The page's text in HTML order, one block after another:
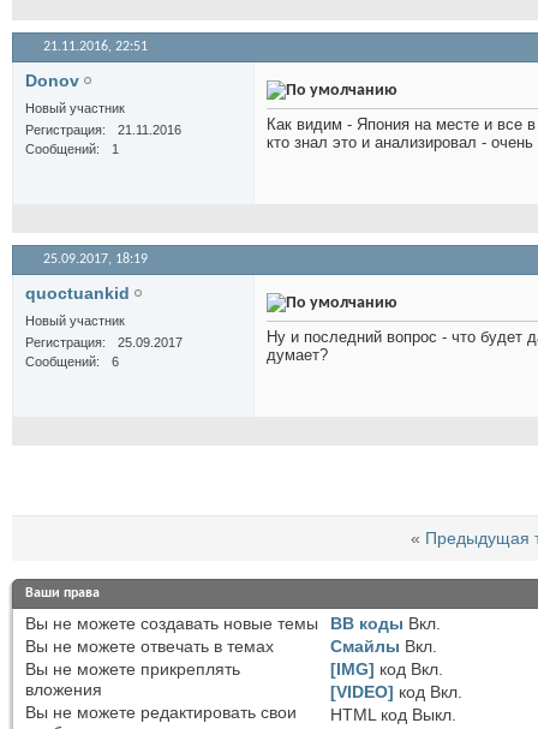
21.11.2016, 22:51
Donov
Новый участник
Регистрация
21.11.2016
Сообщений
1
Как видим - Япония на месте и все
кто знал это и анализировал -
25.09.2017, 18:19
quoctuankid
Новый участник
Регистрация
25.09.2017
Сообщений
6
Ну и последний вопрос - что будет
думает?
« Предыдущая
Ваши права
Вы не можете создавать новые темы
Вы не можете отвечать в темах
Вы не можете прикреплять
вложения
Вы не можете редактировать свои
BB коды Вкл.
Смайлы Вкл.
[IMG] код Вкл.
[VIDEO] код Вкл.
HTML код Выкл.